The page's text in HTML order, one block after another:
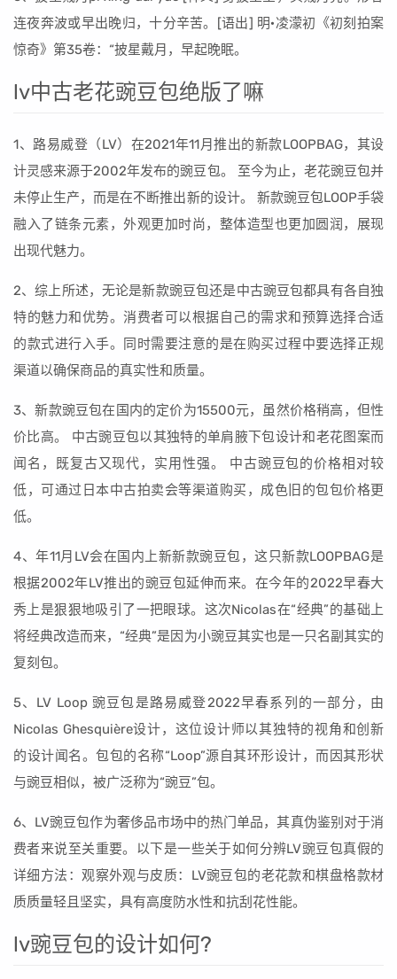
连夜奔波或早出晚归，十分辛苦。[语出] 明·凌濛初《初刻拍案
惊奇》第35卷：“披星戴月，早起晚眠。
lv中古老花豌豆包绝版了嘛
1、路易威登（LV）在2021年11月推出的新款LOOPBAG，其设
计灵感来源于2002年发布的豌豆包。 至今为止，老花豌豆包并
未停止生产，而是在不断推出新的设计。 新款豌豆包LOOP手袋
融入了链条元素，外观更加时尚，整体造型也更加圆润，展现
出现代魅力。
2、综上所述，无论是新款豌豆包还是中古豌豆包都具有各自独
特的魅力和优势。消费者可以根据自己的需求和预算选择合适
的款式进行入手。同时需要注意的是在购买过程中要选择正规
渠道以确保商品的真实性和质量。
3、新款豌豆包在国内的定价为15500元，虽然价格稍高，但性
价比高。 中古豌豆包以其独特的单肩腋下包设计和老花图案而
闻名，既复古又现代，实用性强。 中古豌豆包的价格相对较
低，可通过日本中古拍卖会等渠道购买，成色旧的包包价格更
低。
4、年11月LV会在国内上新新款豌豆包，这只新款LOOPBAG是
根据2002年LV推出的豌豆包延伸而来。在今年的2022早春大
秀上是狠狠地吸引了一把眼球。这次Nicolas在“经典”的基础上
将经典改造而来，“经典”是因为小豌豆其实也是一只名副其实的
复刻包。
5、LV Loop 豌豆包是路易威登2022早春系列的一部分，由
Nicolas Ghesquière设计，这位设计师以其独特的视角和创新
的设计闻名。包包的名称“Loop”源自其环形设计，而因其形状
与豌豆相似，被广泛称为“豌豆”包。
6、LV豌豆包作为奢侈品市场中的热门单品，其真伪鉴别对于消
费者来说至关重要。以下是一些关于如何分辨LV豌豆包真假的
详细方法：观察外观与皮质：LV豌豆包的老花款和棋盘格款材
质质量轻且坚实，具有高度防水性和抗刮花性能。
lv豌豆包的设计如何?